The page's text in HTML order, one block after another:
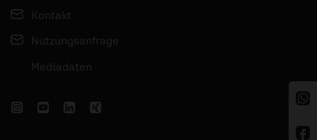
Kontakt
Nutzungsanfrage
Mediadaten